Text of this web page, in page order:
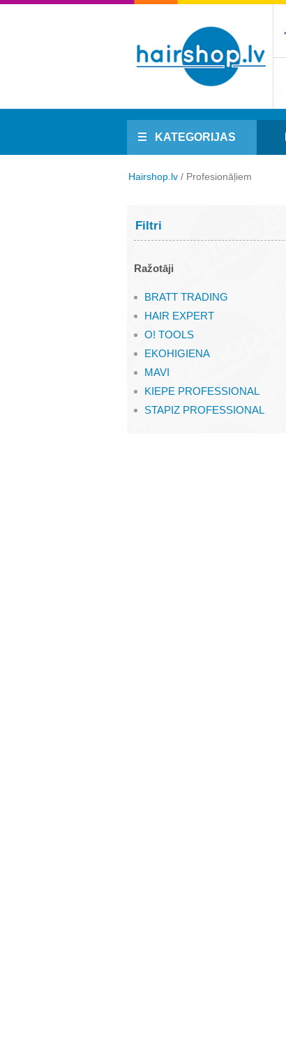
KATEGORIJAS
Hairshop.lv / Profesionāļiem
Filtri
Ražotāji
BRATT TRADING
HAIR EXPERT
O! TOOLS
EKOHIGIENA
MAVI
KIEPE PROFESSIONAL
STAPIZ PROFESSIONAL